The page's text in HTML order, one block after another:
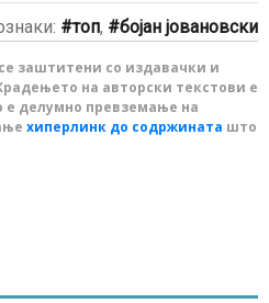
топ, бојан јовановски
заштитени со издавачки и
на авторски текстови е
е делумно превземање на
хиперлинк до содржината што